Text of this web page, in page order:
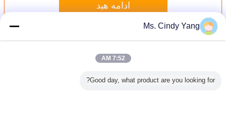
ادامه هید
بیشتجهیزات درمان گر القایی
Ms. Cindy Yang
7:52 AM
Good day, what product are you looking for?